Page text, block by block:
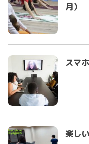
月）
スマ
楽し